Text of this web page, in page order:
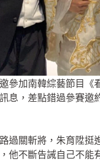
參加南韓綜藝節目《
息，差點錯過參賽邀
過關斬將，朱育陞挺
他不斷告誡自己不能